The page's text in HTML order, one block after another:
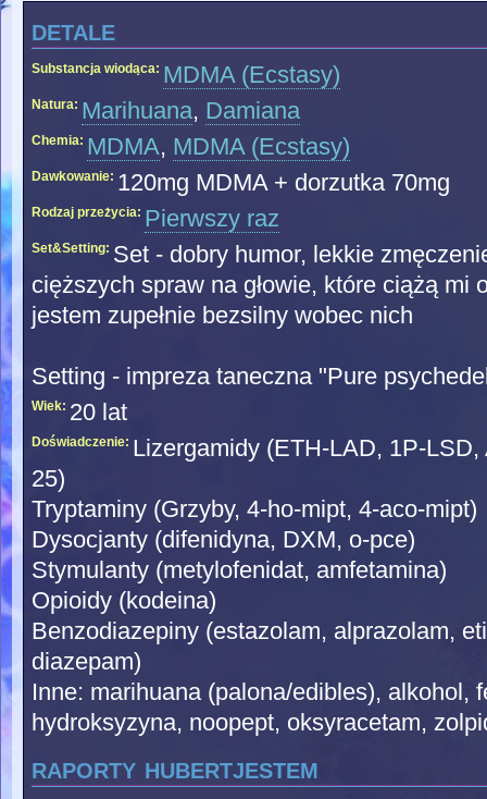
detale
Substancja wiodąca: MDMA (Ecstasy)
Natura: Marihuana, Damiana
Chemia: MDMA, MDMA (Ecstasy)
Dawkowanie: 120mg MDMA + dorzutka 70mg
Rodzaj przeżycia: Pierwszy raz
Set&Setting: Set - dobry humor, lekkie
cięższych spraw na głowie, które ciążą mi
jestem zupełnie bezsilny wobec nich
Setting - impreza taneczna "Pure
Wiek: 20 lat
Doświadczenie: Lizergamidy (ETH-LAD, 1P-
25)
Tryptaminy (Grzyby, 4-ho-mipt, 4-aco-mipt)
Dysocjanty (difenidyna, DXM, o-pce)
Stymulanty (metylofenidat, amfetamina)
Opioidy (kodeina)
Benzodiazepiny (estazolam, alprazolam,
diazepam)
Inne: marihuana (palona/edibles), alkohol,
hydroksyzyna, noopept, oksyracetam,
raporty hubertjestem